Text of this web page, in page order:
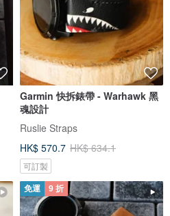
Garmin 快拆錶帶 - Warhawk 黑
魂設計
Ruslie Straps
HK$ 570.7 HK$ 634.1
可訂製
免運 9 折